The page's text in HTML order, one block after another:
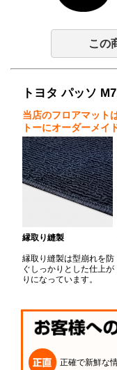
この
トヨタ パッソ
当店のフロアマット
トーにオーダーメイ
縁取り縫製
縁取り縫製は型崩れを防
ぐしっかりとした仕上が
りになっています。
正確で新鮮な